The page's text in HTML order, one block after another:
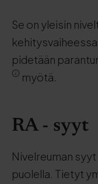
Se on yleisin
pidetään
myötä.
RA - syyt
Nivelreuman
puolella. Tietyt